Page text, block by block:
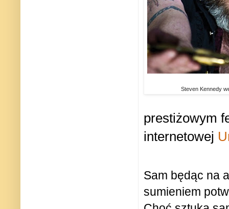
Steven Kennedy
prestiżowym
internetowej
Sam będąc na
sumieniem